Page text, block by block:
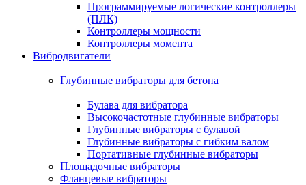
Программируемые логические контроллеры
(ПЛК)
Контроллеры мощности
Контроллеры момента
Вибродвигатели
Глубинные вибраторы для бетона
Булава для вибратора
Высокочастотные глубинные вибраторы
Глубинные вибраторы с булавой
Глубинные вибраторы с гибким валом
Портативные глубинные вибраторы
Площадочные вибраторы
Фланцевые вибраторы